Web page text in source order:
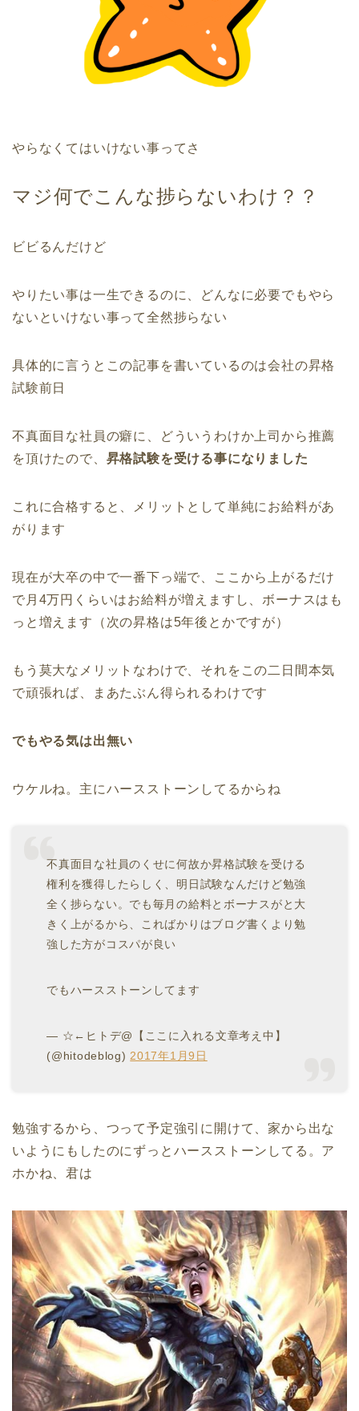
やらなくてはいけない事ってさ
マジ何でこんな捗らないわけ？？
ビビるんだけど
やりたい事は一生できるのに、どんなに必要でもやら
ないといけない事って全然捗らない
具体的に言うとこの記事を書いているのは会社の昇格
試験前日
不真面目な社員の癖に、どういうわけか上司から推薦
を頂けたので、 昇格試験を受ける事になりました
これに合格すると、メリットとして単純にお給料があ
がります
現在が大卒の中で一番下っ端で、ここから上がるだけ
で月4万円くらいはお給料が増えますし、ボーナスはも
っと増えます（次の昇格は5年後とかですが）
もう莫大なメリットなわけで、それをこの二日間本気
で頑張れば、まあたぶん得られるわけです
でもやる気は出無い
ウケルね。主にハースストーンしてるからね
不真面目な社員のくせに何故か昇格試験を受ける
権利を獲得したらしく、明日試験なんだけど勉強
全く捗らない。でも毎月の給料とボーナスがと大
きく上がるから、こればかりはブログ書くより勉
強した方がコスパが良い
でもハースストーンしてます
— ☆←ヒトデ@【ここに入れる文章考え中】
(@hitodeblog) 2017年1月9日
勉強するから、つって予定強引に開けて、家から出な
いようにもしたのにずっとハースストーンしてる。ア
ホかね、君は